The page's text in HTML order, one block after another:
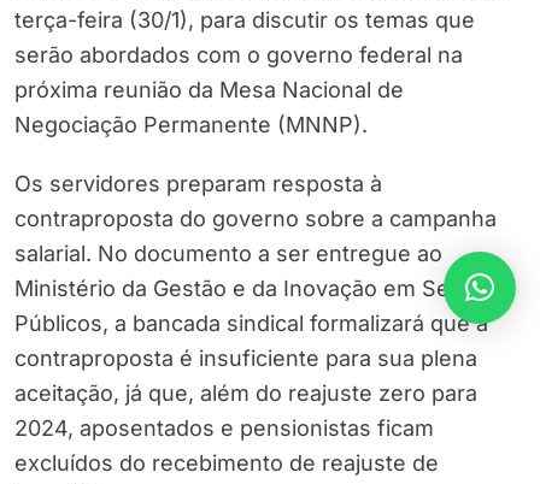
terça-feira (30/1), para discutir os temas que
serão abordados com o governo federal na
próxima reunião da Mesa Nacional de
Negociação Permanente (MNNP).
Os servidores preparam resposta à
contraproposta do governo sobre a campanha
salarial. No documento a ser entregue ao
Ministério da Gestão e da Inovação em Serviços
Públicos, a bancada sindical formalizará que a
contraproposta é insuficiente para sua plena
aceitação, já que, além do reajuste zero para
2024, aposentados e pensionistas ficam
excluídos do recebimento de reajuste de